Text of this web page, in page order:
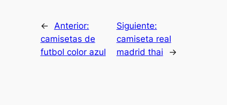
← Anterior:
camisetas de
futbol color azul
Siguiente:
camiseta real
madrid thai
→